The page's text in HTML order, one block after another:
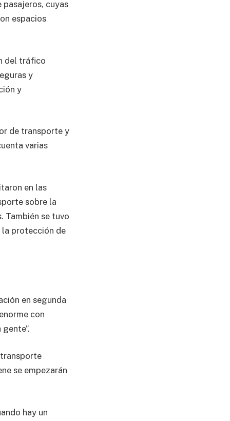
cuyas
espacios
del tráfico
y
y
de transporte y
varias
en las
sobre la
También se tuvo
la protección de
en segunda
con
se empezarán
hay un